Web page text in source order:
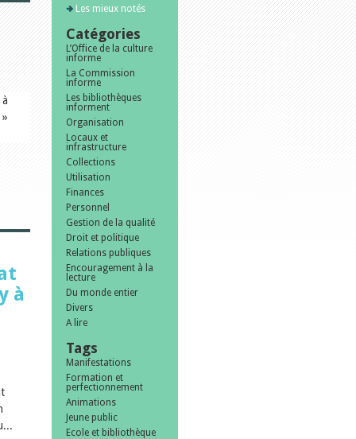
à
Les mieux notés
Catégories
L’Office de la culture
informe
La Commission
informe
Les bibliothèques
informent
Organisation
Locaux et
infrastructure
Collections
Utilisation
Finances
Personnel
Gestion de la qualité
Droit et politique
Relations publiques
Encouragement à la
lecture
Du monde entier
Divers
A lire
Tags
Manifestations
Formation et
perfectionnement
Animations
Jeune public
Ecole et bibliothèque